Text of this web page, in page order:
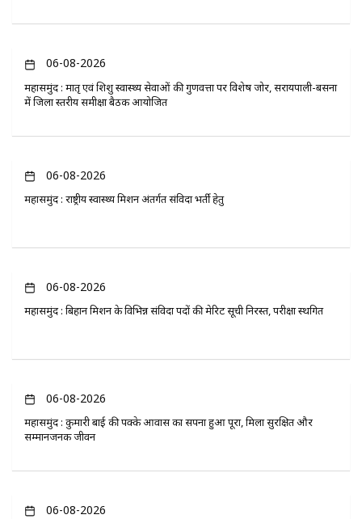
06-08-2026
महासमुंद : मातृ एवं शिशु स्वास्थ्य सेवाओं की गुणवत्ता पर विशेष जोर, सरायपाली-बसना
में जिला स्तरीय समीक्षा बैठक आयोजित
06-08-2026
महासमुंद : राष्ट्रीय स्वास्थ्य मिशन अंतर्गत संविदा भर्ती हेतु
06-08-2026
महासमुंद : बिहान मिशन के विभिन्न संविदा पदों की मेरिट सूची निरस्त, परीक्षा स्थगित
06-08-2026
महासमुंद : कुमारी बाई की पक्के आवास का सपना हुआ पूरा, मिला सुरक्षित और
सम्मानजनक जीवन
06-08-2026